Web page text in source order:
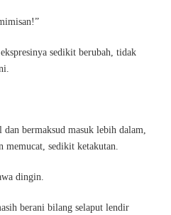
sedikit berubah, tidak
dan bermaksud masuk lebih dalam,
memucat, sedikit ketakutan.
dingin.
berani bilang selaput lendir